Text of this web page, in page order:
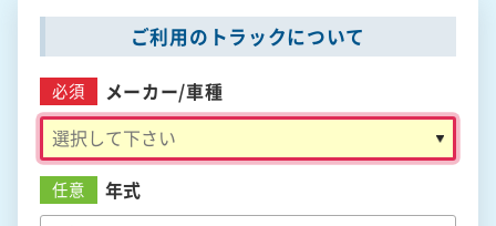
ご利用のトラックについて
必須 メーカー/車種
任意 年式